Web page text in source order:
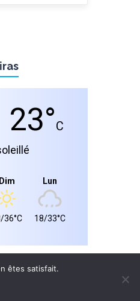
23°C
Dim
36°C
Lun
18/33°C
êtes satisfait.